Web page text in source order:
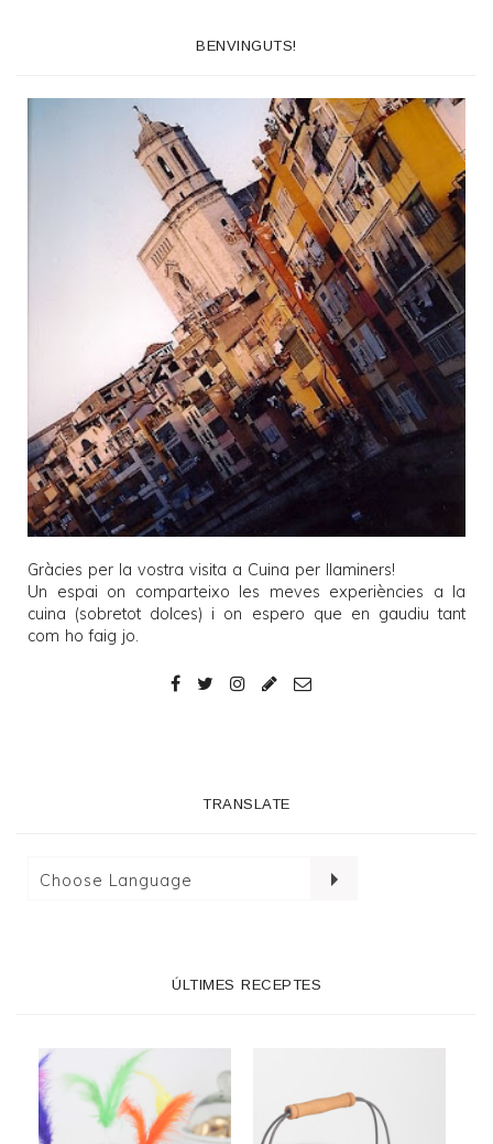
BENVINGUTS!
Gràcies per la vostra visita a Cuina per llaminers!
Un espai on comparteixo les meves experiències a la
cuina (sobretot dolces) i on espero que en gaudiu tant
com ho faig jo.
TRANSLATE
ÚLTIMES RECEPTES